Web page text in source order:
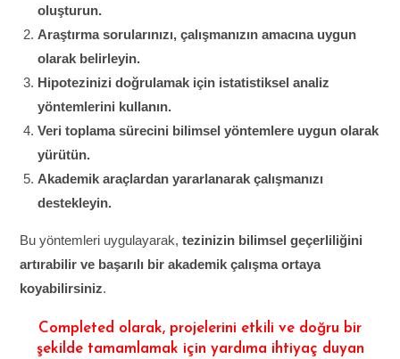
oluşturun.
Araştırma sorularınızı, çalışmanızın amacına uygun
olarak belirleyin.
Hipotezinizi doğrulamak için istatistiksel analiz
yöntemlerini kullanın.
Veri toplama sürecini bilimsel yöntemlere uygun olarak
yürütün.
Akademik araçlardan yararlanarak çalışmanızı
destekleyin.
Bu yöntemleri uygulayarak,tezinizin bilimsel geçerliliğini
artırabilir ve başarılı bir akademik çalışma ortaya
koyabilirsiniz.
Completed olarak, projelerini etkili ve doğru bir
şekilde tamamlamak için yardıma ihtiyaç duyan